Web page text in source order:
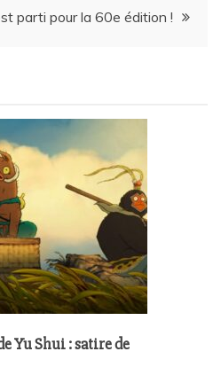
parti pour la 60e édition !
Yu Shui : satire de